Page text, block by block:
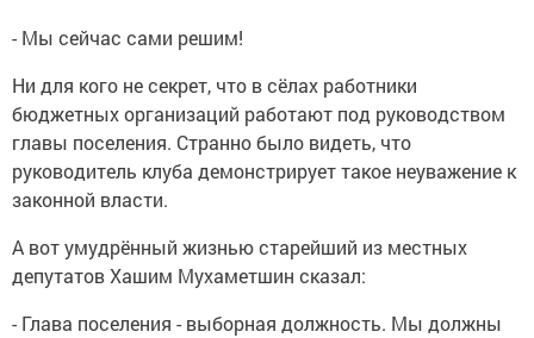
- Мы сейчас сами решим!
Ни для кого не секрет, что в сёлах работники
бюджетных организаций работают под руководством
главы поселения. Странно было видеть, что
руководитель клуба демонстрирует такое неуважение к
законной власти.
А вот умудрённый жизнью старейший из местных
депутатов Хашим Мухаметшин сказал:
- Глава поселения - выборная должность. Мы должны